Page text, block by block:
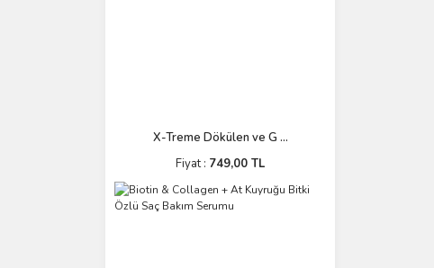
X-Treme Dökülen ve G ...
Fiyat : 749,00 TL